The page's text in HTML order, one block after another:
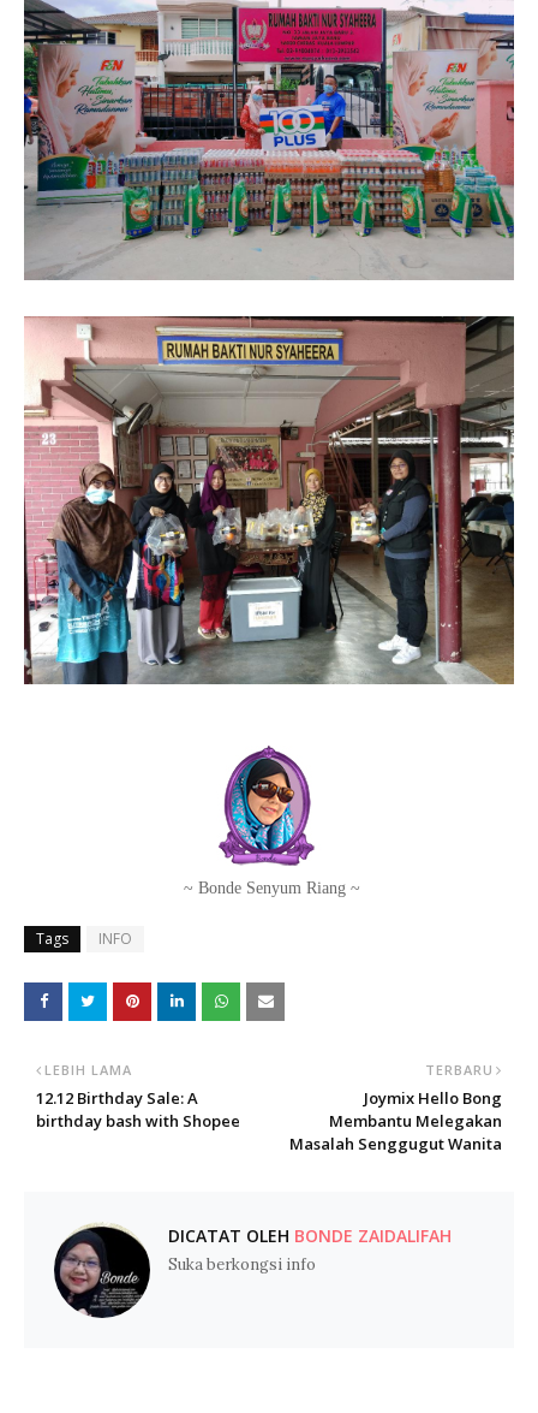
~ Bonde Senyum Riang ~
Tags INFO
TERBARU
Joymix Hello Bong
Membantu Melegakan
Masalah Senggugut Wanita
LEBIH LAMA
12.12 Birthday Sale: A
birthday bash with Shopee
DICATAT OLEH BONDE ZAIDALIFAH
Suka berkongsi info